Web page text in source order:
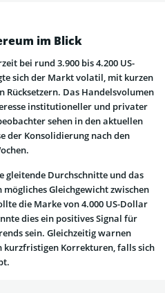
im Blick
bei rund 3.900 bis 4.200 US-
sich der Markt volatil, mit kurzen
Rücksetzern. Das Handelsvolumen
institutioneller und privater
sehen in den aktuellen
der Konsolidierung nach den
gleitende Durchschnitte und das
Gleichgewicht zwischen
die Marke von 4.000 US-Dollar
dies ein positives Signal für
sein. Gleichzeitig warnen
kurzfristigen Korrekturen, falls sich